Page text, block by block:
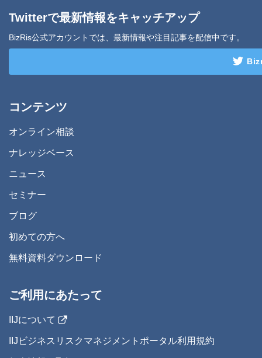
Twitterで最新情報をキャッチアップ
BizRis公式アカウントでは、最新情報や注目記事を配信中です。
コンテンツ
オンライン相談
ナレッジベース
ニュース
セミナー
ブログ
初めての方へ
無料資料ダウンロード
ご利用にあたって
IIJについて
IIJビジネスリスクマネジメントポータル利用規約